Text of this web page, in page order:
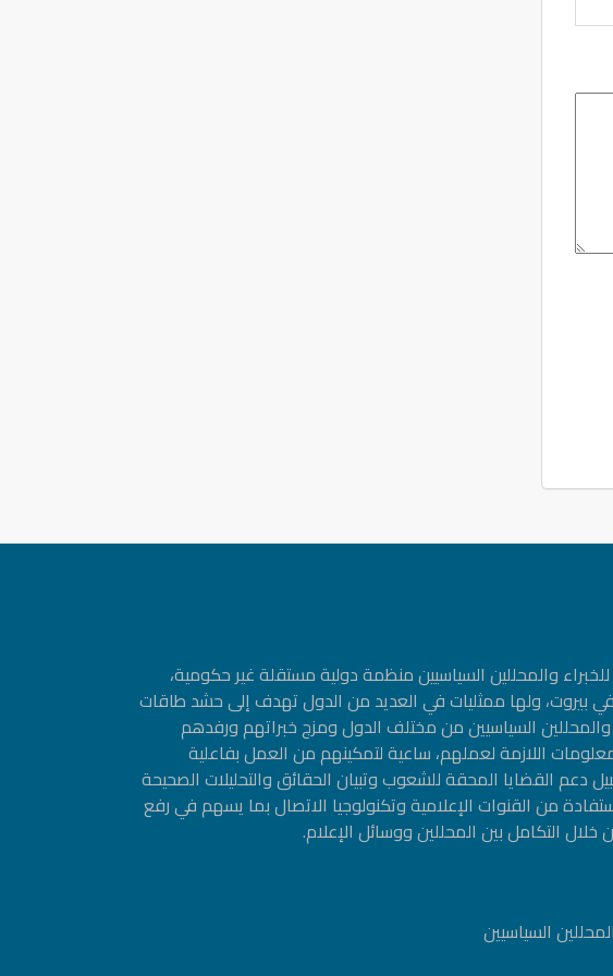
للخبراء والمحللین السیاسیین منظمة دولیة مستقلة غیر حكومیة،
بيروت، ولها ممثليات في العديد من الدول تهدف إلى حشد طاقات
والمحللين السياسيين من مختلف الدول ومزج خبراتهم ورفدهم
اللازمة لعملهم، ساعية لتمكينهم من العمل بفاعلية
دعم القضايا المحقة للشعوب وتبيان الحقائق والتحليلات الصحيحة
من القنوات الإعلامية وتكنولوجيا الاتصال بما يسهم في رفع
التكامل بين المحللين ووسائل الإعلام.
السياسيين